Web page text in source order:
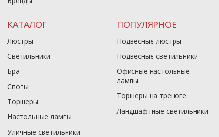
КАТАЛОГ
Люстры
Светильники
Бра
Споты
Торшеры
Настольные лампы
Уличные светильники
ПОПУЛЯРНОЕ
Подвесные люстры
Подвесные светильники
Офисные настольные
лампы
Торшеры на треноге
Ландшафтные светильники